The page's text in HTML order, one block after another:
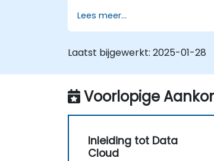
Meerdere databronnen
één uniforme
tools en bruikbare inzichten
cloud.
Lees meer...
Laatst bijgewerkt: 2025-01-28
Voorlopige
Inleiding tot Data
Cloud